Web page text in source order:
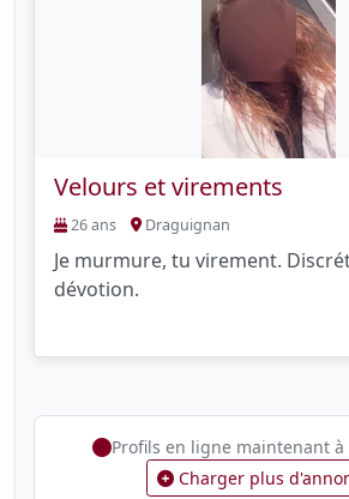
Velours et virements
26 ans Draguignan
Je murmure, tu virement.
dévotion.
Profils en ligne maintenant
Charger plus